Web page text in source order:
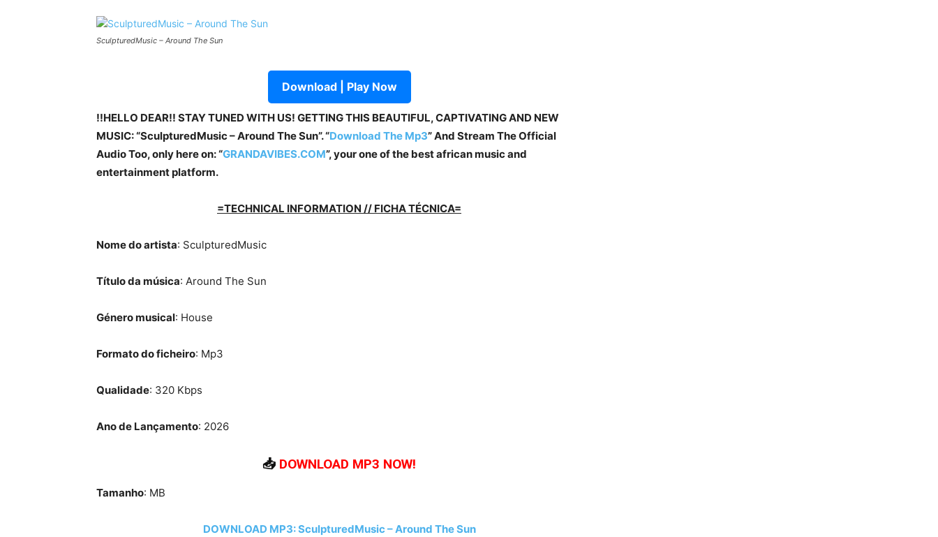
SculpturedMusic – Around The Sun
Download | Play Now
!!HELLO DEAR!! STAY TUNED WITH US! GETTING THIS BEAUTIFUL, CAPTIVATING AND NEW
MUSIC: “SculpturedMusic – Around The Sun”. “Download The Mp3” And Stream The Official
Audio Too, only here on: “GRANDAVIBES.COM”, your one of the best african music and
entertainment platform.
=TECHNICAL INFORMATION // FICHA TÉCNICA=
Nome do artista: SculpturedMusic
Título da música: Around The Sun
Género musical: House
Formato do ficheiro: Mp3
Qualidade: 320 Kbps
Ano de Lançamento: 2026
📥 DOWNLOAD MP3 NOW!
Tamanho: MB
DOWNLOAD MP3: SculpturedMusic – Around The Sun